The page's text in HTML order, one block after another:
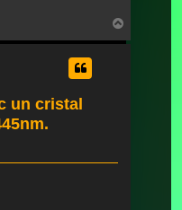
oben
un cristal